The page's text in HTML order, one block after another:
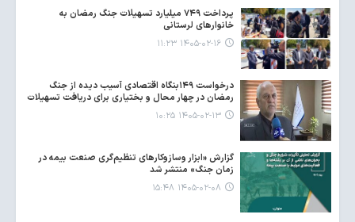
پرداخت ۷۴۹ میلیارد تسهیلات جنگ رمضان به
خانوارهای لرستانی
۱۴۰۵-۰۲-۱۶ ۱۱:۲۳
درخواست ۱۴۹بنگاه اقتصادی آسیب دیده از جنگ
رمضان در چهار محال و بختیاری برای دریافت تسهیلات
۱۴۰۵-۰۲-۱۳ ۱۰:۲۵
گزارش «ابزار وسازوکارهای تنظیم‌گری صنعت بیمه در
زمان جنگ» منتشر شد
۱۴۰۵-۰۲-۰۸ ۱۵:۴۸